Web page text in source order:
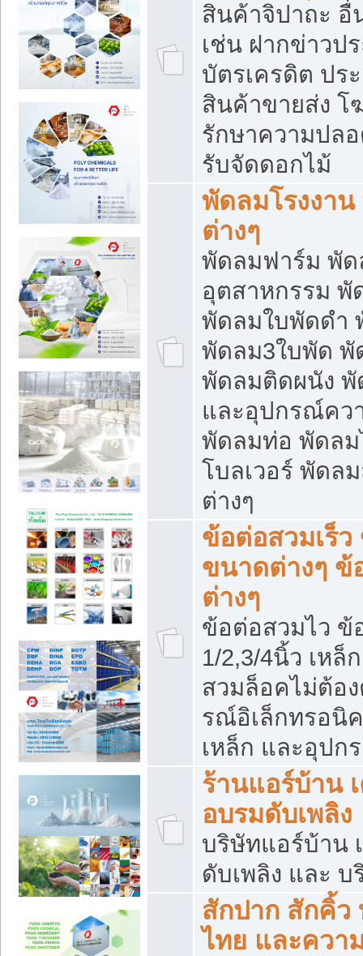
สินค้าจิปาถะ อื่
เช่น ฝากข่าวป
บัตรเครดิต ปร
สินค้าขายส่ง
รักษาความปล
รับจัดดอกไม้
พัดลมโรงงา
ต่างๆ
พัดลมฟาร์ม พัด
อุตสาหกรรม
พัดลมใบพัดดำ
พัดลม3ใบพัด พั
พัดลมติดผนัง
และอุปกรณ์คว
พัดลมท่อ พัดลม
โบลเวอร์ พัดล
ต่างๆ
ข้อต่อสวมเร็
ขนาดต่างๆ ข้
ต่างๆ
ข้อต่อสวมไว ข้
1/2,3/4นิ้ว เหล็
สวมล็อคไม่ต้อ
รณ์อิเล็กทรอนิ
เหล็ก และอุปก
ร้านแอร์บ้าน
อบรมดับเพลิง
บริษัทแอร์บ้าน
ดับเพลิง และ
สักปาก สักคิ้
ไทย และควา